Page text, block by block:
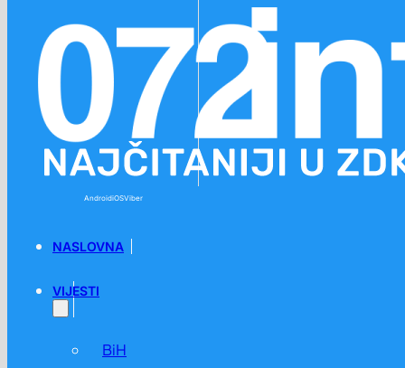
AndroidiOSViber
NASLOVNA
VIJESTI
BiH